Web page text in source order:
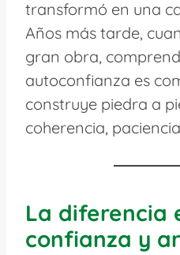
transformó en una
Años más tarde,
gran obra,
autoconfianza es
construye piedra a
coherencia,
La diferencia
confianza y